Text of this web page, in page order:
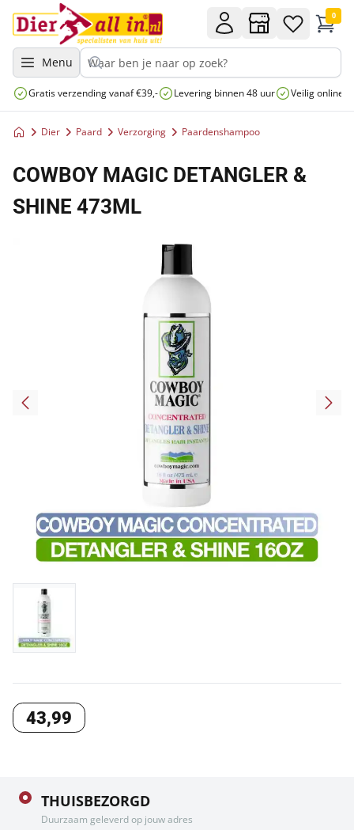
Menu
0
Gratis verzending vanaf €39,- Levering binnen 48 uur Veilig online
Dier Paard Verzorging Paardenshampoo
COWBOY MAGIC DETANGLER &
SHINE 473ML
43,99
THUISBEZORGD
Duurzaam geleverd op jouw adres